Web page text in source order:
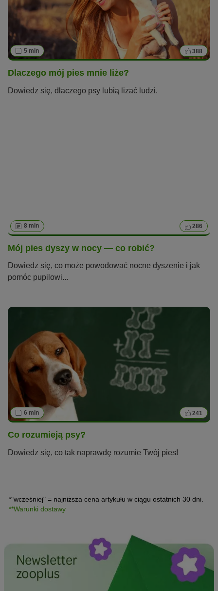
5 min 388
Dlaczego mój pies mnie liże?
Dowiedz się, dlaczego psy lubią lizać ludzi.
8 min 286
Mój pies dyszy w nocy — co robić?
Dowiedz się, co może powodować nocne dyszenie i jak
pomóc pupilowi...
6 min 241
Co rozumieją psy?
Dowiedz się, co tak naprawdę rozumie Twój pies!
*"wcześniej" = najniższa cena artykułu w ciągu ostatnich 30 dni.
**Warunki dostawy